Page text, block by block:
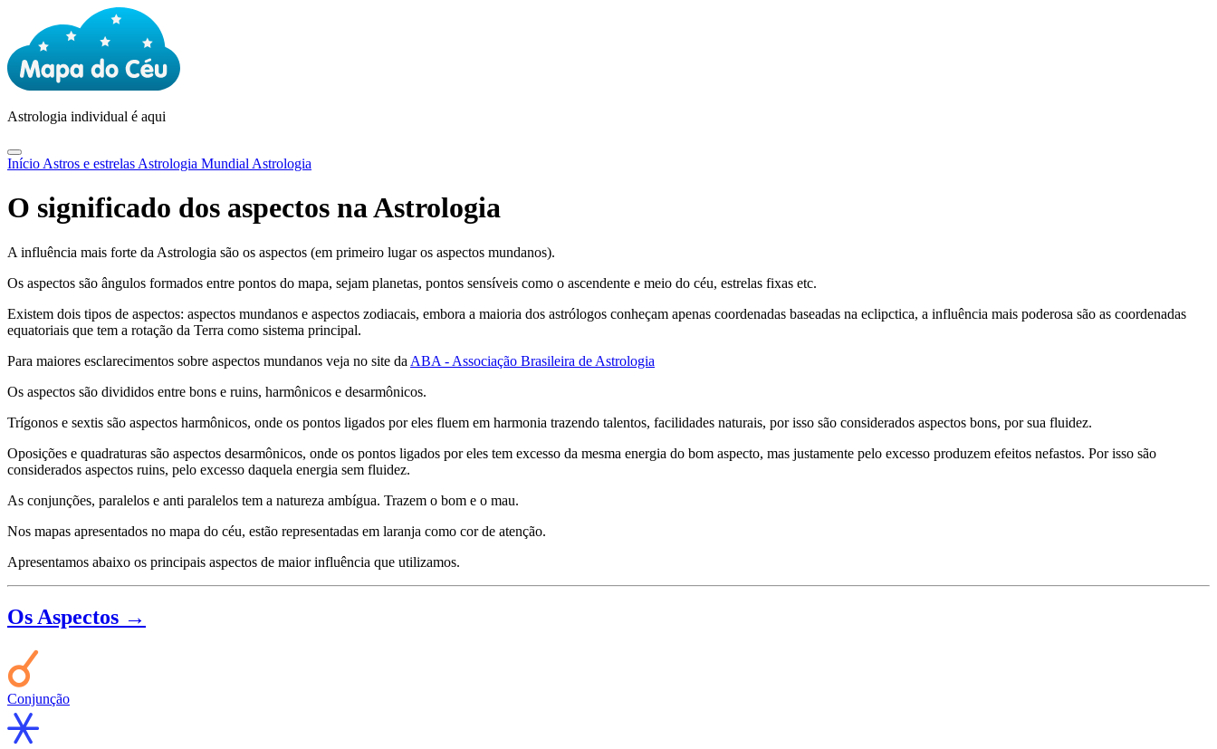
Astrologia individual é aqui
Início Astros e estrelas Astrologia Mundial Astrologia
O significado dos aspectos na Astrologia
A influência mais forte da Astrologia são os aspectos (em primeiro lugar os aspectos mundanos).
Os aspectos são ângulos formados entre pontos do mapa, sejam planetas, pontos sensíveis como o ascendente e meio do céu, estrelas fixas etc.
Existem dois tipos de aspectos: aspectos mundanos e aspectos zodiacais, embora a maioria dos astrólogos conheçam apenas coordenadas baseadas na eclipctica, a influência mais poderosa são as coordenadas
equatoriais que tem a rotação da Terra como sistema principal.
Para maiores esclarecimentos sobre aspectos mundanos veja no site da ABA - Associação Brasileira de Astrologia
Os aspectos são divididos entre bons e ruins, harmônicos e desarmônicos.
Trígonos e sextis são aspectos harmônicos, onde os pontos ligados por eles fluem em harmonia trazendo talentos, facilidades naturais, por isso são considerados aspectos bons, por sua fluidez.
Oposições e quadraturas são aspectos desarmônicos, onde os pontos ligados por eles tem excesso da mesma energia do bom aspecto, mas justamente pelo excesso produzem efeitos nefastos. Por isso são
considerados aspectos ruins, pelo excesso daquela energia sem fluidez.
As conjunções, paralelos e anti paralelos tem a natureza ambígua. Trazem o bom e o mau.
Nos mapas apresentados no mapa do céu, estão representadas em laranja como cor de atenção.
Apresentamos abaixo os principais aspectos de maior influência que utilizamos.
Os Aspectos →
Conjunção